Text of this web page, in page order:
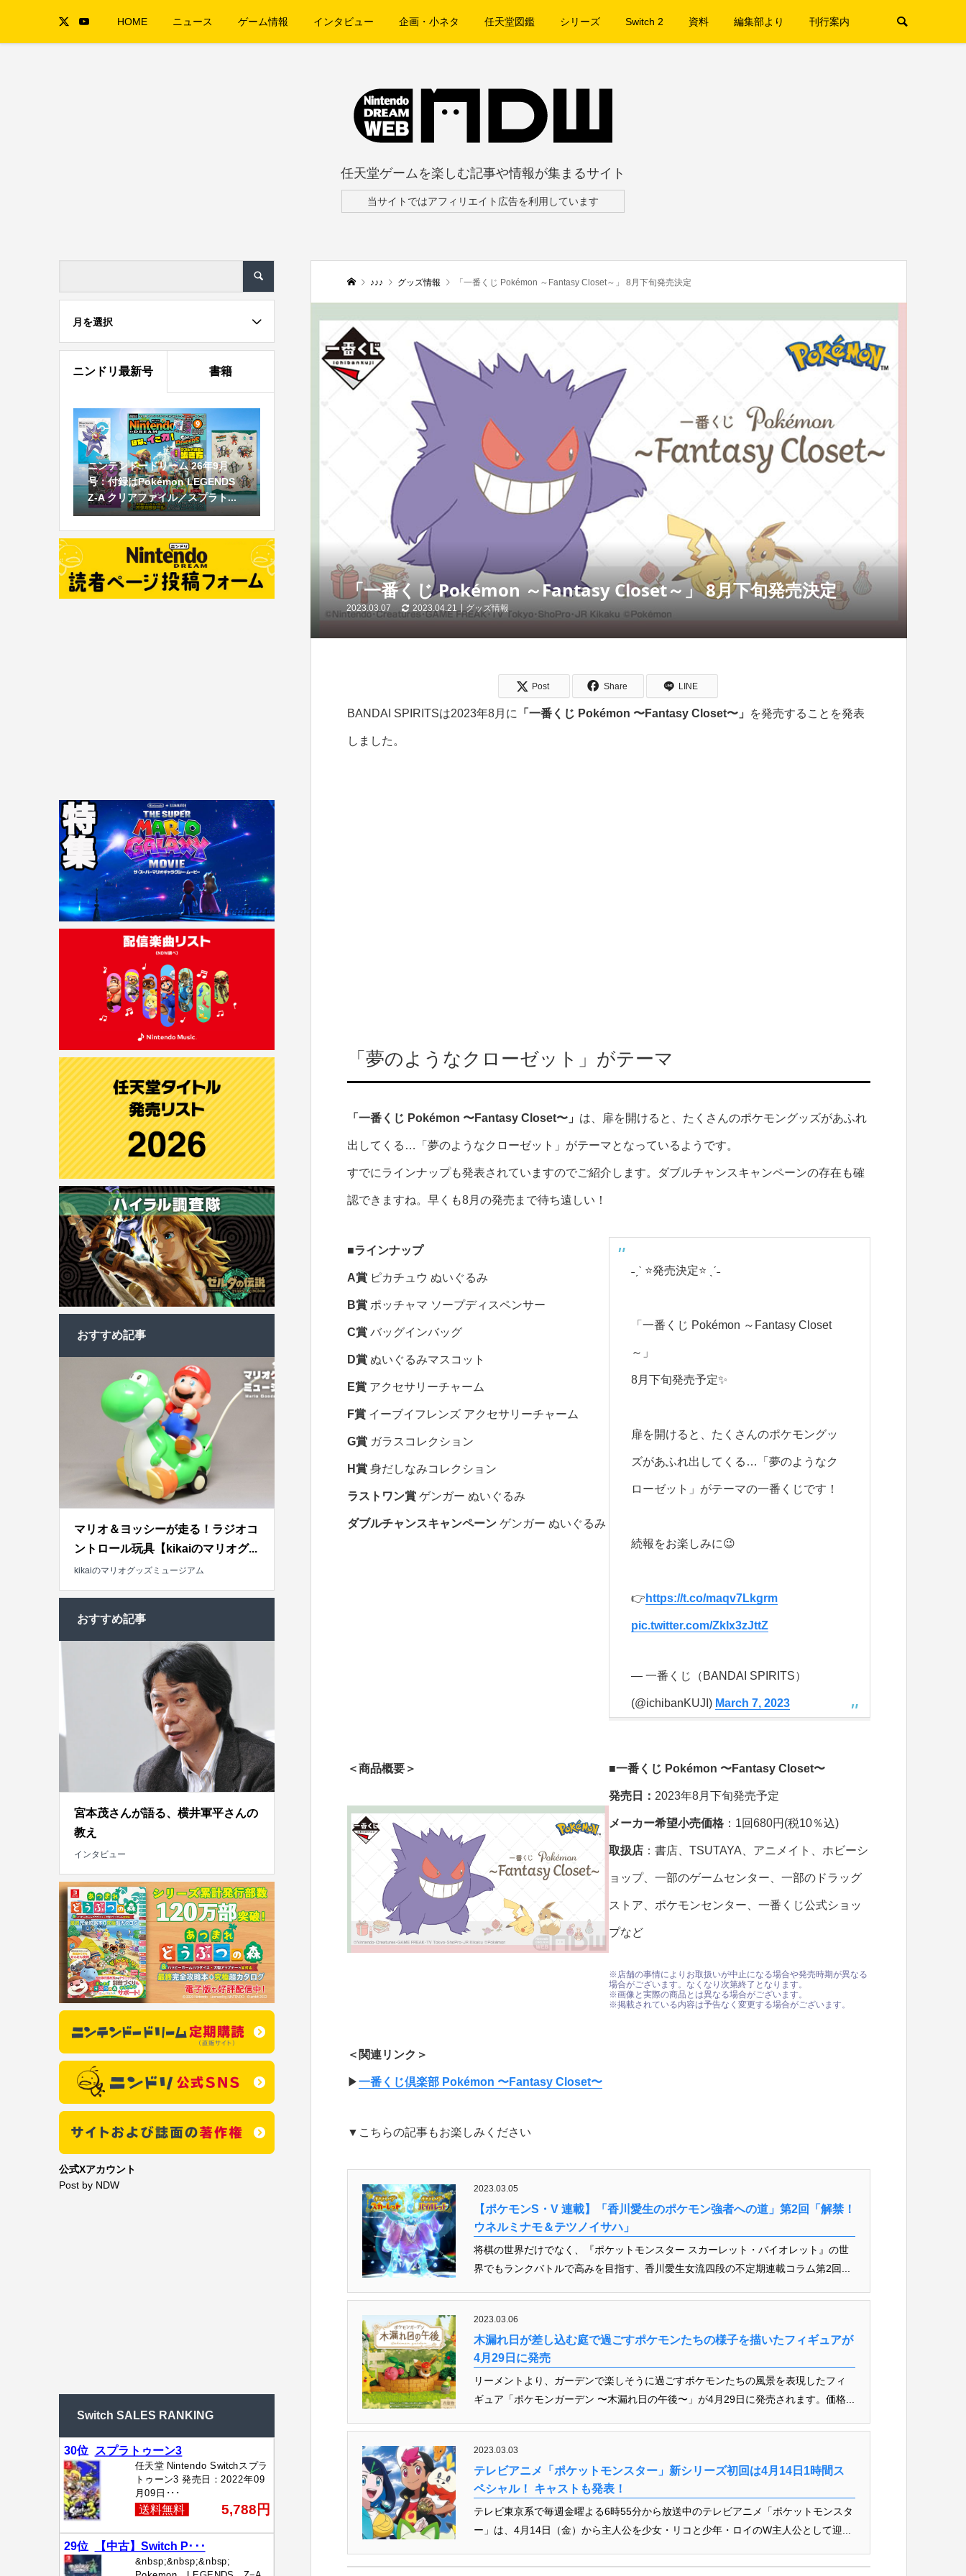
HOME ニュース ゲーム情報 インタビュー 企画・小ネタ 任天堂図鑑 シリーズ Switch 2 資料 編集部より 刊行案内
任天堂ゲームを楽しむ記事や情報が集まるサイト
当サイトではアフィリエイト広告を利用しています
♪♪♪ グッズ情報 「一番くじ Pokémon ～Fantasy Closet～」 8月下旬発売決定
「一番くじ Pokémon ～Fantasy Closet～」 8月下旬発売決定
2023.03.07 2023.04.21 グッズ情報
Post Share LINE
BANDAI SPIRITSは2023年8月に 「一番くじ Pokémon 〜Fantasy Closet〜」 を発売することを発表
しました。
「夢のようなクローゼット」がテーマ
「一番くじ Pokémon 〜Fantasy Closet〜」 は、扉を開けると、たくさんのポケモングッズがあふれ
出してくる…「夢のようなクローゼット」がテーマとなっているようです。
すでにラインナップも発表されていますのでご紹介します。ダブルチャンスキャンペーンの存在も確
認できますね。早くも8月の発売まで待ち遠しい！
■ラインナップ
A賞ピカチュウ ぬいぐるみ
B賞 ポッチャマ ソープディスペンサー
C賞バッグインバッグ
D賞ぬいぐるみマスコット
E賞アクセサリーチャーム
F賞 イーブイフレンズ アクセサリーチャーム
G賞 ガラスコレクション
H賞身だしなみコレクション
ラストワン賞ゲンガー ぬいぐるみ
ダブルチャンスキャンペーンゲンガー ぬいぐるみ
˗ˏˋ ⭐発売決定⭐ ˎˊ˗
「一番くじ Pokémon ～Fantasy Closet
～」
8月下旬発売予定✨
扉を開けると、たくさんのポケモングッ
ズがあふれ出してくる…「夢のようなク
ローゼット」がテーマの一番くじです！
続報をお楽しみに😉
👉 https://t.co/maqv7Lkgrm
pic.twitter.com/ZkIx3zJttZ
— 一番くじ（BANDAI SPIRITS）
(@ichibanKUJI) March 7, 2023
＜商品概要＞ ■一番くじ Pokémon 〜Fantasy Closet〜
発売日： 2023年8月下旬発売予定
メーカー希望小売価格 ：1回680円(税10％込)
取扱店 ：書店、TSUTAYA、アニメイト、ホビーシ
ョップ、一部のゲームセンター、一部のドラッグ
ストア、ポケモンセンター、一番くじ公式ショッ
プなど
※店舗の事情によりお取扱いが中止になる場合や発売時期が異なる
場合がございます。なくなり次第終了となります。
※画像と実際の商品とは異なる場合がございます。
※掲載されている内容は予告なく変更する場合がございます。
＜関連リンク＞
▶︎一番くじ倶楽部 Pokémon 〜Fantasy Closet〜
▼こちらの記事もお楽しみください
2023.03.05
【ポケモンS・V 連載】「香川愛生のポケモン強者への道」第2回「解禁！
ウネルミナモ＆テツノイサハ」
将棋の世界だけでなく、『ポケットモンスター スカーレット・バイオレット』の世
界でもランクバトルで高みを目指す、香川愛生女流四段の不定期連載コラム第2回...
2023.03.06
木漏れ日が差し込む庭で過ごすポケモンたちの様子を描いたフィギュアが
4月29日に発売
リーメントより、ガーデンで楽しそうに過ごすポケモンたちの風景を表現したフィ
ギュア「ポケモンガーデン 〜木漏れ日の午後〜」が4月29日に発売されます。価格...
2023.03.03
テレビアニメ「ポケットモンスター」新シリーズ初回は4月14日1時間ス
ペシャル！ キャストも発表！
テレビ東京系で毎週金曜よる6時55分から放送中のテレビアニメ「ポケットモンスタ
ー」は、4月14日（金）から主人公を少女・リコと少年・ロイのW主人公として迎...
月を選択
ニンドリ最新号 書籍
ニンテンドードリーム 26年9月
号：付録はPokémon LEGENDS
Z-A クリアファイル／スプラト...
おすすめ記事
マリオ＆ヨッシーが走る！ラジオコ
ントロール玩具【kikaiのマリオグ...
kikaiのマリオグッズミュージアム
おすすめ記事
宮本茂さんが語る、横井軍平さんの
教え
インタビュー
公式Xアカウント
Post by NDW
Switch SALES RANKING